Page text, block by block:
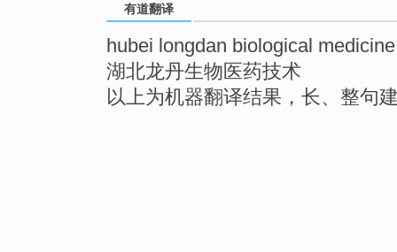
有道翻译
hubei longdan biological
湖北龙丹生物医药技术
以上为机器翻译结果，长、整句